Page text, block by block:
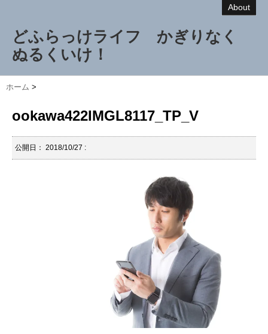
About
どふらっけライフ かぎりなく
ぬるくいけ！
ホーム >
ookawa422IMGL8117_TP_V
公開日： 2018/10/27 :